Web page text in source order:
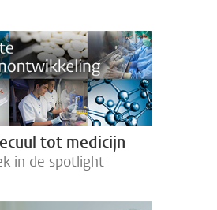
tot medicijn
in de spotlight